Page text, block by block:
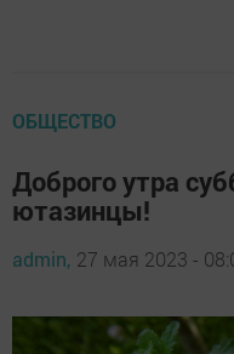
ОБЩЕСТВО
Доброго утра
ютазинцы!
admin, 27 мая 2023 -